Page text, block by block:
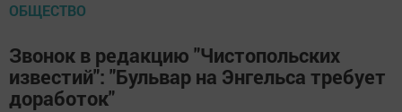
ОБЩЕСТВО
Звонок в редакцию "Чистопольских
известий": "Бульвар на Энгельса требует
доработок"